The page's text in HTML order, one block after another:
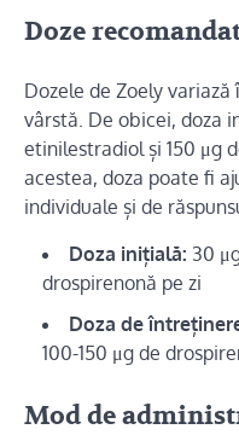
Doze
Dozele de Zoely
vârstă. De obicei, doza
etinilestradiol și 150 μg
acestea, doza poate fi
individuale și de
Doza inițială: 30
drospirenonă pe zi
Doza de
100-150 μg de
Mod de